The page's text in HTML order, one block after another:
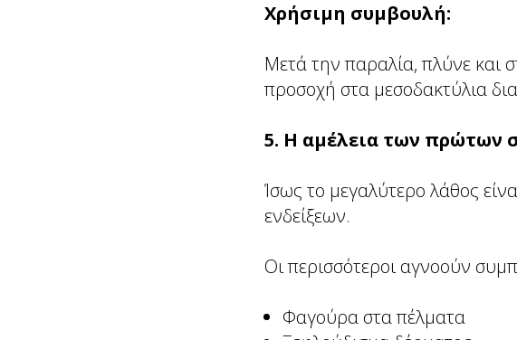
Χρήσιμη συμβουλή:
Μετά την παραλία, πλύνε και
προσοχή στα μεσοδακτύλια
5. Η αμέλεια των πρώτων
Ίσως το μεγαλύτερο λάθος
ενδείξεων.
Οι περισσότεροι αγνοούν
Φαγούρα στα πέλματα